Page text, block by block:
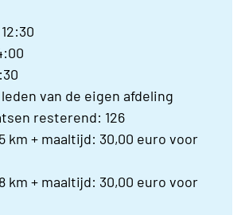
van de eigen afdeling
resterend: 126
km + maaltijd: 30,00 euro voor
km + maaltijd: 30,00 euro voor